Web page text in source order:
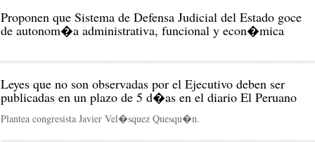
Proponen que Sistema de Defensa Judicial del Estado goce
de autonom�a administrativa, funcional y econ�mica
Leyes que no son observadas por el Ejecutivo deben ser
publicadas en un plazo de 5 d�as en el diario El Peruano
Plantea congresista Javier Vel�squez Quesqu�n.